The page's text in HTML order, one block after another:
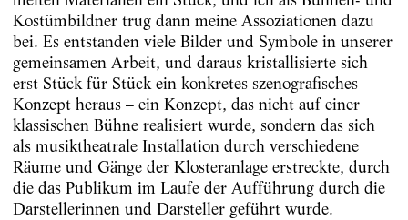
Kostümbildner trug dann meine Assoziationen dazu
bei. Es entstanden viele Bilder und Symbole in unserer
gemeinsamen Arbeit, und daraus kristallisierte sich
erst Stück für Stück ein konkretes szenografisches
Konzept heraus – ein Konzept, das nicht auf einer
klassischen Bühne realisiert wurde, sondern das sich
als musiktheatrale Installation durch verschiedene
Räume und Gänge der Kloster­anlage erstreckte, durch
die das Publikum im Laufe der Aufführung durch die
Darstellerinnen und Darsteller geführt wurde.